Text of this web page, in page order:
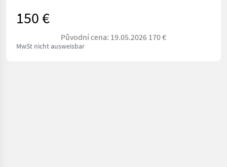
150 €
Původní cena: 19.05.2026 170 €
MwSt nicht ausweisbar